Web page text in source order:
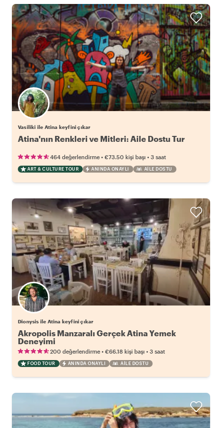
Vasiliki ile Atina keyfini çıkar
Atina'nın Renkleri ve Mitleri: Aile Dostu Tur
464 değerlendirme • €73.50 kişi başı • 3 saat
ART & CULTURE TOUR ANINDA ONAYLI AILE DOSTU
Dionysis ile Atina keyfini çıkar
Akropolis Manzaralı Gerçek Atina Yemek
Deneyimi
200 değerlendirme • €66.18 kişi başı • 3 saat
FOOD TOUR ANINDA ONAYLI AILE DOSTU